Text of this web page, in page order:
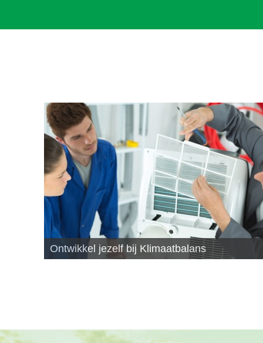
Ontwikkel jezelf bij Klimaatbalans